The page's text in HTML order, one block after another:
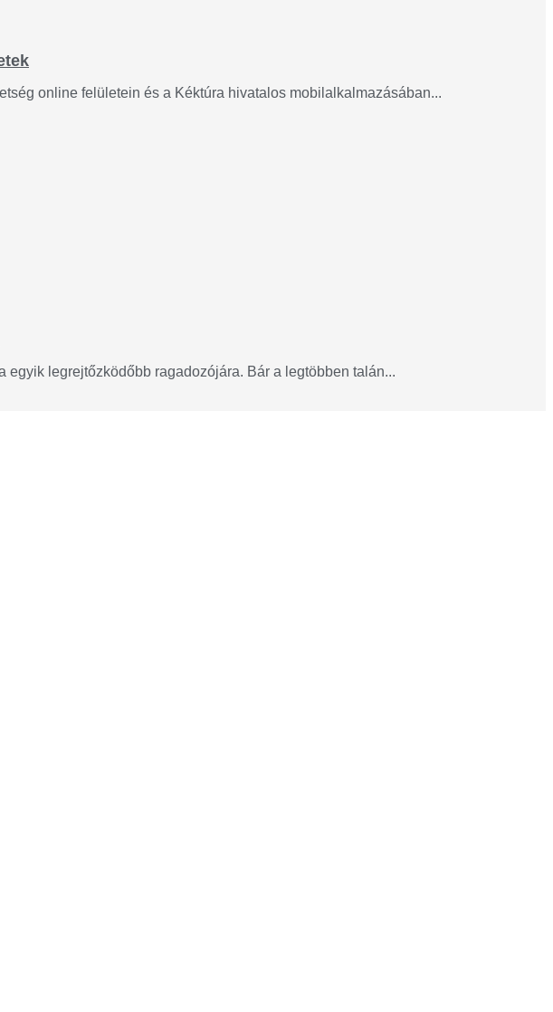
online felületein és a Kéktúra hivatalos mobilalkalmazásában...
legrejtőzködőbb ragadozójára. Bár a legtöbben talán...